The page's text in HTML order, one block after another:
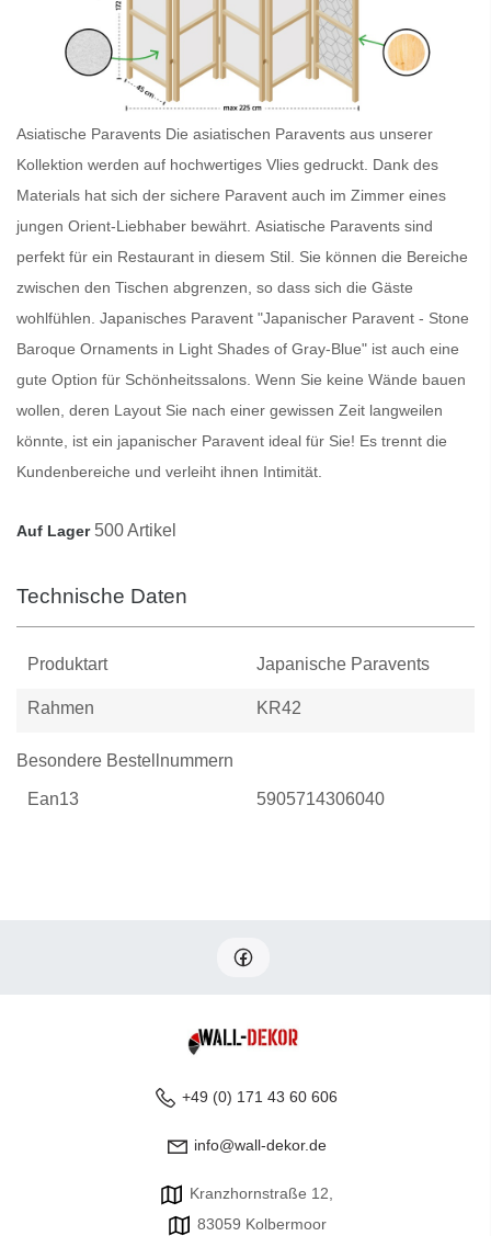
Asiatische Paravents Die asiatischen Paravents aus unserer
Kollektion werden auf hochwertiges Vlies gedruckt. Dank des
Materials hat sich der sichere Paravent auch im Zimmer eines
jungen Orient-Liebhaber bewährt. Asiatische Paravents sind
perfekt für ein Restaurant in diesem Stil. Sie können die Bereiche
zwischen den Tischen abgrenzen, so dass sich die Gäste
wohlfühlen. Japanisches Paravent "Japanischer Paravent - Stone
Baroque Ornaments in Light Shades of Gray-Blue" ist auch eine
gute Option für Schönheitssalons. Wenn Sie keine Wände bauen
wollen, deren Layout Sie nach einer gewissen Zeit langweilen
könnte, ist ein japanischer Paravent ideal für Sie! Es trennt die
Kundenbereiche und verleiht ihnen Intimität.
Auf Lager 500 Artikel
Technische Daten
Produktart Japanische Paravents
Rahmen KR42
Besondere Bestellnummern
Ean13 5905714306040
+49 (0) 171 43 60 606
info@wall-dekor.de
Kranzhornstraße 12,
83059 Kolbermoor